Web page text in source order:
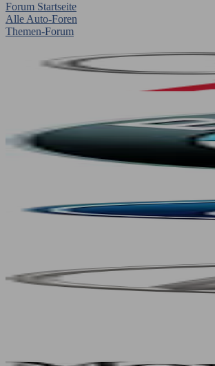
Forum Startseite
Alle Auto-Foren
Themen-Forum